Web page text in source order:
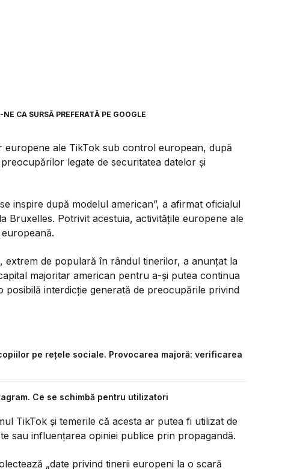
CA SURSĂ PREFERATĂ PE GOOGLE
ale TikTok sub control european, după
legate de securitatea datelor și
inspire după modelul american”, a afirmat oficialul
Bruxelles. Potrivit acestuia, activitățile europene ale
extrem de populară în rândul tinerilor, a anunțat la
majoritar american pentru a-și putea continua
interdicție generată de preocupările privind
pe rețele sociale. Provocarea majoră: verificarea
Ce se schimbă pentru utilizatori
TikTok și temerile că acesta ar putea fi utilizat de
sau influențarea opiniei publice prin propagandă.
„date privind tinerii europeni la o scară